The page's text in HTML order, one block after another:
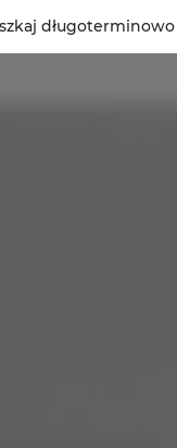
długoterminowo